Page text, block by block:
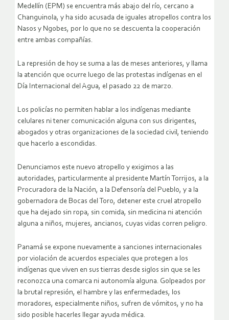
Medellín (EPM) se encuentra más abajo del río, cercano a
Changuinola, y ha sido acusada de iguales atropellos contra los
Nasos y Ngobes, por lo que no se descuenta la cooperación
entre ambas compañías.
La represión de hoy se suma a las de meses anteriores, y llama
la atención que ocurre luego de las protestas indígenas en el
Día Internacional del Agua, el pasado 22 de marzo.
Los policías no permiten hablar a los indígenas mediante
celulares ni tener comunicación alguna con sus dirigentes,
abogados y otras organizaciones de la sociedad civil, teniendo
que hacerlo a escondidas.
Denunciamos este nuevo atropello y exigimos a las
autoridades, particularmente al presidente Martín Torrijos, a la
Procuradora de la Nación, a la Defensoría del Pueblo, y a la
gobernadora de Bocas del Toro, detener este cruel atropello
que ha dejado sin ropa, sin comida, sin medicina ni atención
alguna a niños, mujeres, ancianos, cuyas vidas corren peligro.
Panamá se expone nuevamente a sanciones internacionales
por violación de acuerdos especiales que protegen a los
indígenas que viven en sus tierras desde siglos sin que se les
reconozca una comarca ni autonomía alguna. Golpeados por
la brutal represión, el hambre y las enfermedades, los
moradores, especialmente niños, sufren de vómitos, y no ha
sido posible hacerles llegar ayuda médica.